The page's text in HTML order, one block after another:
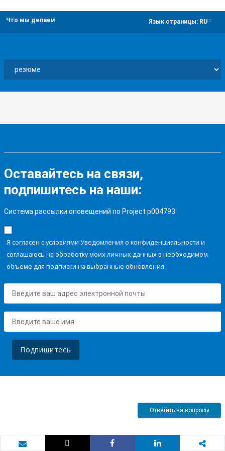
Что мы делаем Язык страницы: RU
Оставайтесь на связи,
подпишитесь на наши:
Система рассылки оповещений по Project p004793
Я согласен с условиями Уведомления о конфиденциальности и
соглашаюсь на обработку моих личных данных в необходимом
объеме для подписки на выбранные обновления.
Подпишитесь
Ответить на вопросы